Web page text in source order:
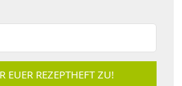
EUER REZEPTHEFT ZU!